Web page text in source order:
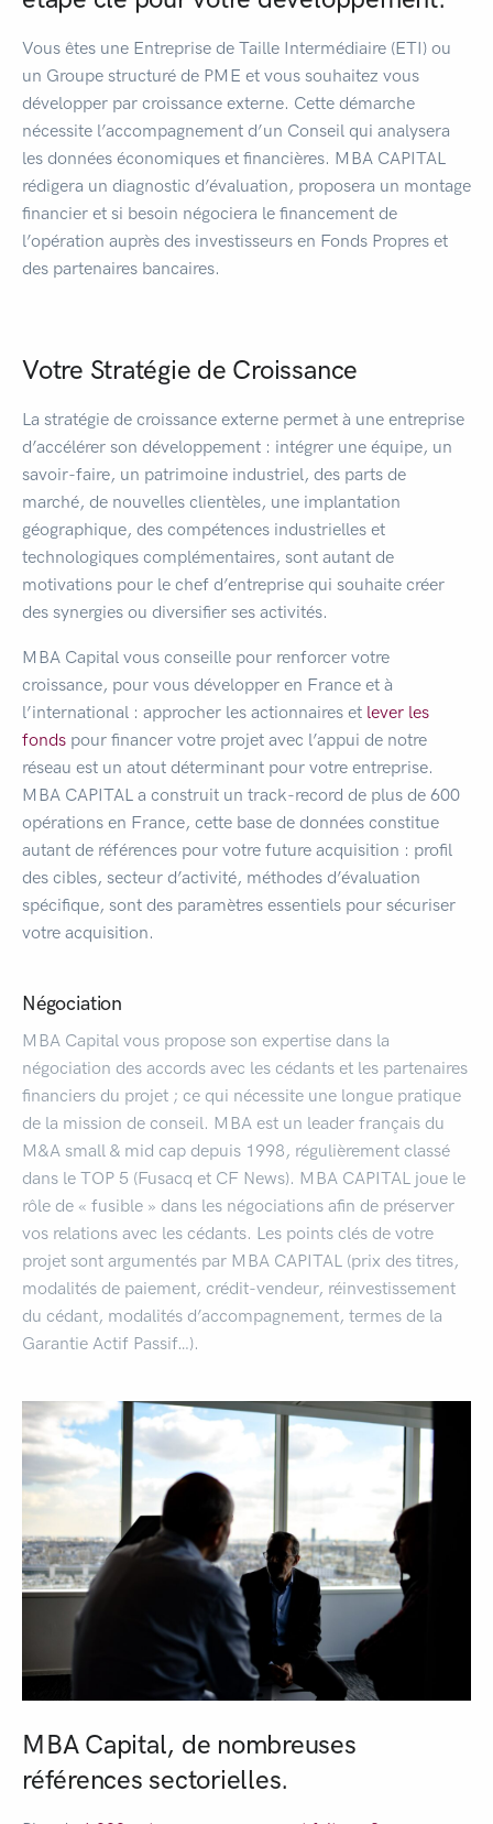
Vous êtes une Entreprise de Taille Intermédiaire (ETI) ou
un Groupe structuré de PME et vous souhaitez vous
développer par croissance externe. Cette démarche
nécessite l’accompagnement d’un Conseil qui analysera
les données économiques et financières. MBA CAPITAL
rédigera un diagnostic d’évaluation, proposera un montage
financier et si besoin négociera le financement de
l’opération auprès des investisseurs en Fonds Propres et
des partenaires bancaires.
Votre Stratégie de Croissance
La stratégie de croissance externe permet à une entreprise
d’accélérer son développement : intégrer une équipe, un
savoir-faire, un patrimoine industriel, des parts de
marché, de nouvelles clientèles, une implantation
géographique, des compétences industrielles et
technologiques complémentaires, sont autant de
motivations pour le chef d’entreprise qui souhaite créer
des synergies ou diversifier ses activités.
MBA Capital vous conseille pour renforcer votre
croissance, pour vous développer en France et à
l’international : approcher les actionnaires et lever les
fonds pour financer votre projet avec l’appui de notre
réseau est un atout déterminant pour votre entreprise.
MBA CAPITAL a construit un track-record de plus de 600
opérations en France, cette base de données constitue
autant de références pour votre future acquisition : profil
des cibles, secteur d’activité, méthodes d’évaluation
spécifique, sont des paramètres essentiels pour sécuriser
votre acquisition.
Négociation
MBA Capital vous propose son expertise dans la
négociation des accords avec les cédants et les partenaires
financiers du projet ; ce qui nécessite une longue pratique
de la mission de conseil. MBA est un leader français du
M&A small & mid cap depuis 1998, régulièrement classé
dans le TOP 5 (Fusacq et CF News). MBA CAPITAL joue le
rôle de « fusible » dans les négociations afin de préserver
vos relations avec les cédants. Les points clés de votre
projet sont argumentés par MBA CAPITAL (prix des titres,
modalités de paiement, crédit-vendeur, réinvestissement
du cédant, modalités d’accompagnement, termes de la
Garantie Actif Passif…).
MBA Capital, de nombreuses
références sectorielles.